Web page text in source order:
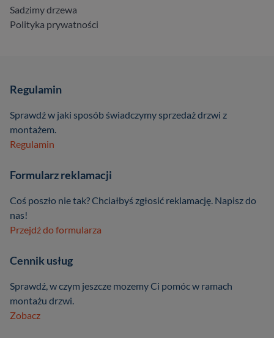
Sadzimy drzewa
Polityka prywatności
Regulamin
Sprawdź w jaki sposób świadczymy sprzedaż drzwi z
montażem.
Regulamin
Formularz reklamacji
Coś poszło nie tak? Chciałbyś zgłosić reklamację. Napisz do
nas!
Przejdź do formularza
Cennik usług
Sprawdź, w czym jeszcze mozemy Ci pomóc w ramach
montażu drzwi.
Zobacz